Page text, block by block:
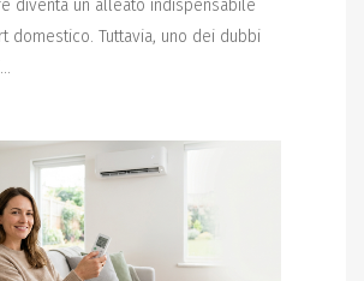
diventa un alleato indispensabile
domestico. Tuttavia, uno dei dubbi